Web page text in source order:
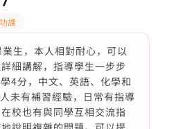
課
生，本人相對耐心，可以
細講解，指導學生一步步
4分，中文、英語、化學和
未有補習經驗，日常有指導
校也有與同學互相交流指